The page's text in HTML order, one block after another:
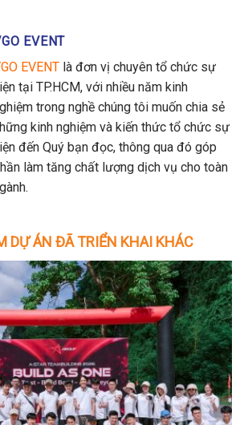
EVENT
EVENT là đơn vị chuyên tổ chức sự
tại TP.HCM, với nhiều năm kinh
trong nghề chúng tôi muốn chia sẻ
kinh nghiệm và kiến thức tổ chức sự
đến Quý bạn đọc, thông qua đó góp
làm tăng chất lượng dịch vụ cho toàn
DỰ ÁN ĐÃ TRIỂN KHAI KHÁC